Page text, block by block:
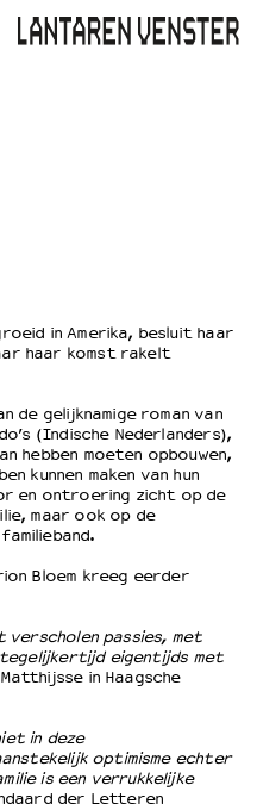
in Amerika, besluit haar
haar komst rakelt
de gelijknamige roman van
(Indische Nederlanders),
hebben moeten opbouwen,
kunnen maken van hun
en ontroering zicht op de
maar ook op de
Bloem kreeg eerder
verscholen passies, met
tegelijkertijd eigentijds met
in Haagsche
in deze
optimisme echter
is een verrukkelijke
der Letteren